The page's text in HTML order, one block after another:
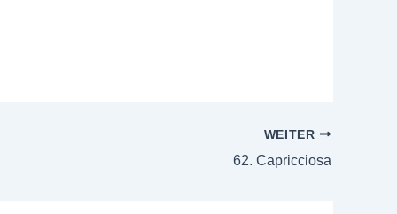
WEITER
62. Capricciosa